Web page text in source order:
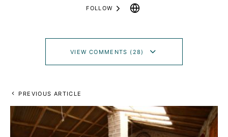
FOLLOW
VIEW COMMENTS (28)
PREVIOUS ARTICLE